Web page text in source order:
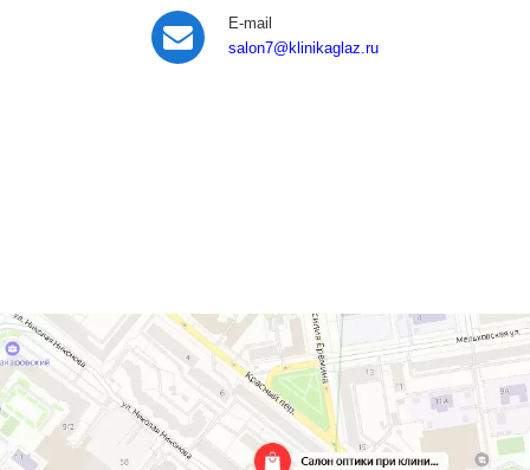
E-mail
salon7@klinikaglaz.ru